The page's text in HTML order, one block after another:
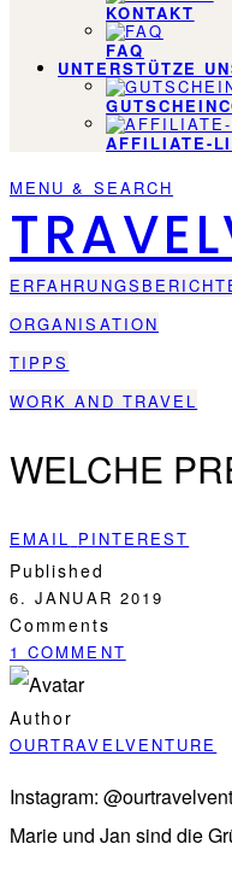
KONTAKT
FAQ
UNTERSTÜTZE
AFFILIATE-
MENU & SEARCH
ORGANISATION
TIPPS
WORK AND TRAVEL
WELCHE
EMAIL PINTEREST
Published
6. JANUAR 2019
Comments
1 COMMENT
Author
OURTRAVELVENTURE
Instagram:
Marie und Jan sind die